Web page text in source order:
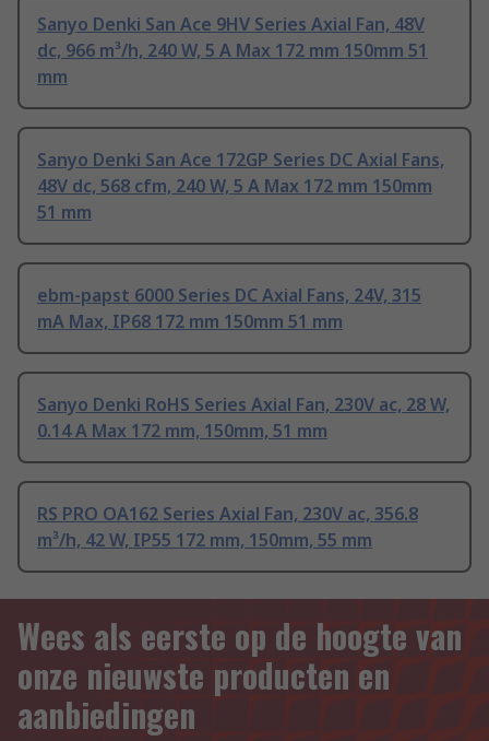
Sanyo Denki San Ace 9HV Series Axial Fan, 48V
dc, 966 m³/h, 240 W, 5 A Max 172 mm 150mm 51
mm
Sanyo Denki San Ace 172GP Series DC Axial Fans,
48V dc, 568 cfm, 240 W, 5 A Max 172 mm 150mm
51 mm
ebm-papst 6000 Series DC Axial Fans, 24V, 315
mA Max, IP68 172 mm 150mm 51 mm
Sanyo Denki RoHS Series Axial Fan, 230V ac, 28 W,
0.14 A Max 172 mm, 150mm, 51 mm
RS PRO OA162 Series Axial Fan, 230V ac, 356.8
m³/h, 42 W, IP55 172 mm, 150mm, 55 mm
Wees als eerste op de hoogte van
onze nieuwste producten en
aanbiedingen